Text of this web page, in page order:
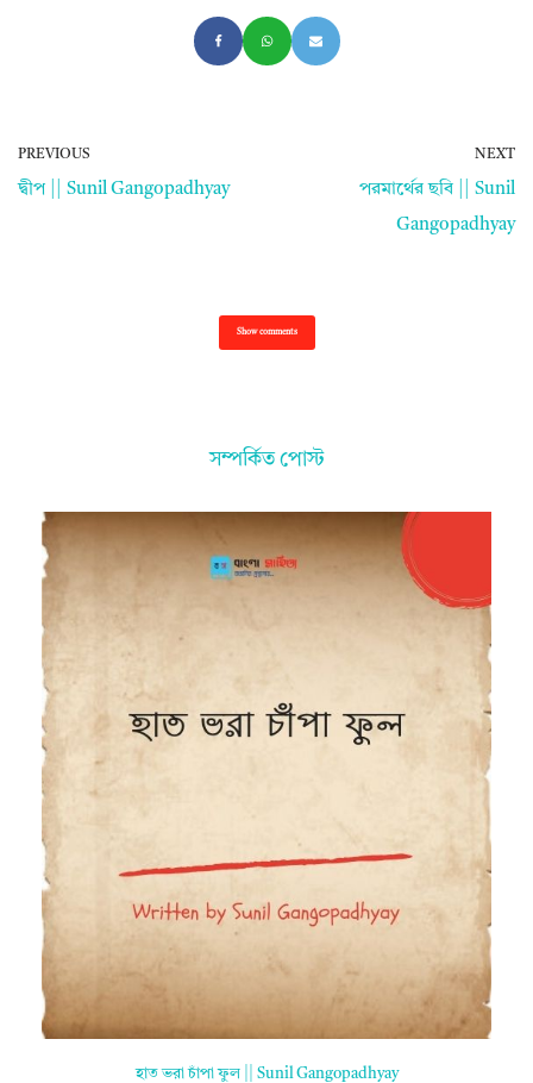
PREVIOUS
দ্বীপ || Sunil Gangopadhyay
NEXT
পরমার্থের ছবি || Sunil
Gangopadhyay
Show comments
সম্পর্কিত পোস্ট
হাত ভরা চাঁপা ফুল || Sunil Gangopadhyay